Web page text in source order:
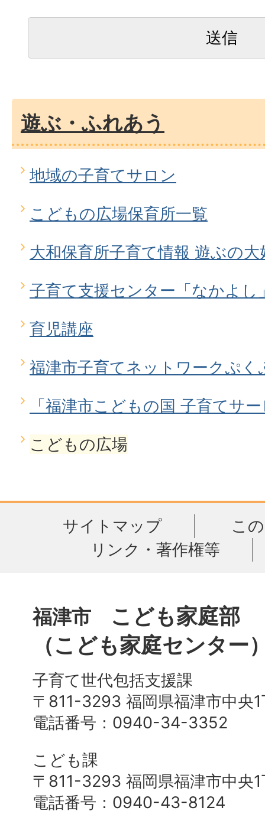
遊ぶ・ふれあう
地域の子育てサロン
こどもの広場保育所一覧
大和保育所子育て情報 遊ぶの大
子育て支援センター「なかよし
育児講座
福津市子育てネットワークぷく
「福津市こどもの国 子育てサ
こどもの広場
サイトマップ
こ
リンク・著作権等
福津市 こども家庭部
（こども家庭センター
子育て世代包括支援課
〒811-3293 福岡県福津市中央1
電話番号：0940-34-3352
こども課
〒811-3293 福岡県福津市中央1
電話番号：0940-43-8124